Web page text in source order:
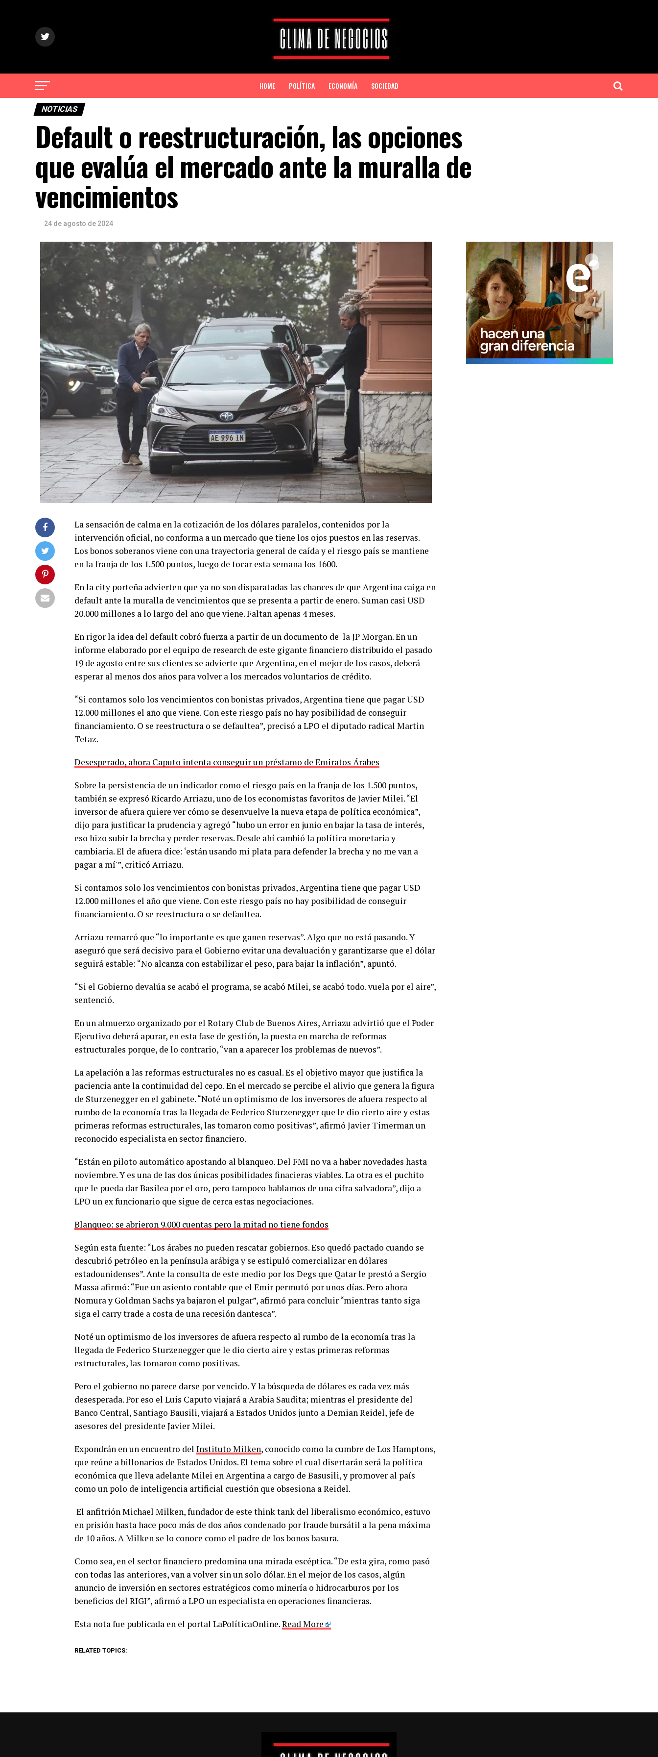
HOME POLÍTICA ECONOMÍA SOCIEDAD
NOTICIAS
Default o reestructuración, las opciones
que evalúa el mercado ante la muralla de
vencimientos
24 de agosto de 2024
La sensación de calma en la cotización de los dólares paralelos, contenidos por la
intervención oficial, no conforma a un mercado que tiene los ojos puestos en las reservas.
Los bonos soberanos viene con una trayectoria general de caída y el riesgo país se mantiene
en la franja de los 1.500 puntos, luego de tocar esta semana los 1600.
En la city porteña advierten que ya no son disparatadas las chances de que Argentina caiga en
default ante la muralla de vencimientos que se presenta a partir de enero. Suman casi USD
20.000 millones a lo largo del año que viene. Faltan apenas 4 meses.
En rigor la idea del default cobró fuerza a partir de un documento de la JP Morgan. En un
informe elaborado por el equipo de research de este gigante financiero distribuido el pasado
19 de agosto entre sus clientes se advierte que Argentina, en el mejor de los casos, deberá
esperar al menos dos años para volver a los mercados voluntarios de crédito.
“Si contamos solo los vencimientos con bonistas privados, Argentina tiene que pagar USD
12.000 millones el año que viene. Con este riesgo país no hay posibilidad de conseguir
financiamiento. O se reestructura o se defaultea”, precisó a LPO el diputado radical Martin
Tetaz.
Desesperado, ahora Caputo intenta conseguir un préstamo de Emiratos Árabes
Sobre la persistencia de un indicador como el riesgo país en la franja de los 1.500 puntos,
también se expresó Ricardo Arriazu, uno de los economistas favoritos de Javier Milei. “El
inversor de afuera quiere ver cómo se desenvuelve la nueva etapa de política económica”,
dijo para justificar la prudencia y agregó “hubo un error en junio en bajar la tasa de interés,
eso hizo subir la brecha y perder reservas. Desde ahí cambió la política monetaria y
cambiaria. El de afuera dice: ‘están usando mi plata para defender la brecha y no me van a
pagar a mí'”, criticó Arriazu.
Si contamos solo los vencimientos con bonistas privados, Argentina tiene que pagar USD
12.000 millones el año que viene. Con este riesgo país no hay posibilidad de conseguir
financiamiento. O se reestructura o se defaultea.
Arriazu remarcó que “lo importante es que ganen reservas”. Algo que no está pasando. Y
aseguró que será decisivo para el Gobierno evitar una devaluación y garantizarse que el dólar
seguirá estable: “No alcanza con estabilizar el peso, para bajar la inflación”, apuntó.
“Si el Gobierno devalúa se acabó el programa, se acabó Milei, se acabó todo. vuela por el aire”,
sentenció.
En un almuerzo organizado por el Rotary Club de Buenos Aires, Arriazu advirtió que el Poder
Ejecutivo deberá apurar, en esta fase de gestión, la puesta en marcha de reformas
estructurales porque, de lo contrario, “van a aparecer los problemas de nuevos”.
La apelación a las reformas estructurales no es casual. Es el objetivo mayor que justifica la
paciencia ante la continuidad del cepo. En el mercado se percibe el alivio que genera la figura
de Sturzenegger en el gabinete. “Noté un optimismo de los inversores de afuera respecto al
rumbo de la economía tras la llegada de Federico Sturzenegger que le dio cierto aire y estas
primeras reformas estructurales, las tomaron como positivas”, afirmó Javier Timerman un
reconocido especialista en sector financiero.
“Están en piloto automático apostando al blanqueo. Del FMI no va a haber novedades hasta
noviembre. Y es una de las dos únicas posibilidades finacieras viables. La otra es el puchito
que le pueda dar Basilea por el oro, pero tampoco hablamos de una cifra salvadora”, dijo a
LPO un ex funcionario que sigue de cerca estas negociaciones.
Blanqueo: se abrieron 9.000 cuentas pero la mitad no tiene fondos
Según esta fuente: “Los árabes no pueden rescatar gobiernos. Eso quedó pactado cuando se
descubrió petróleo en la península arábiga y se estipuló comercializar en dólares
estadounidenses”. Ante la consulta de este medio por los Degs que Qatar le prestó a Sergio
Massa afirmó: “Fue un asiento contable que el Emir permutó por unos días. Pero ahora
Nomura y Goldman Sachs ya bajaron el pulgar”, afirmó para concluir “mientras tanto siga
siga el carry trade a costa de una recesión dantesca”.
Noté un optimismo de los inversores de afuera respecto al rumbo de la economía tras la
llegada de Federico Sturzenegger que le dio cierto aire y estas primeras reformas
estructurales, las tomaron como positivas.
Pero el gobierno no parece darse por vencido. Y la búsqueda de dólares es cada vez más
desesperada. Por eso el Luis Caputo viajará a Arabia Saudita; mientras el presidente del
Banco Central, Santiago Bausili, viajará a Estados Unidos junto a Demian Reidel, jefe de
asesores del presidente Javier Milei.
Expondrán en un encuentro del Instituto Milken, conocido como la cumbre de Los Hamptons,
que reúne a billonarios de Estados Unidos. El tema sobre el cual disertarán será la política
económica que lleva adelante Milei en Argentina a cargo de Basusili, y promover al país
como un polo de inteligencia artificial cuestión que obsesiona a Reidel.
El anfitrión Michael Milken, fundador de este think tank del liberalismo económico, estuvo
en prisión hasta hace poco más de dos años condenado por fraude bursátil a la pena máxima
de 10 años. A Milken se lo conoce como el padre de los bonos basura.
Como sea, en el sector financiero predomina una mirada escéptica. “De esta gira, como pasó
con todas las anteriores, van a volver sin un solo dólar. En el mejor de los casos, algún
anuncio de inversión en sectores estratégicos como minería o hidrocarburos por los
beneficios del RIGI”, afirmó a LPO un especialista en operaciones financieras.
Esta nota fue publicada en el portal LaPolíticaOnline.Read More
RELATED TOPICS: